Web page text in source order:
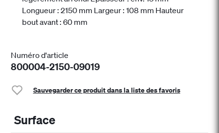
Longueur : 2150 mm Largeur : 108 mm Hauteur
bout avant : 60 mm
Numéro d'article
800004-2150-09019
Sauvegarder ce produit dans la liste des favoris
Surface